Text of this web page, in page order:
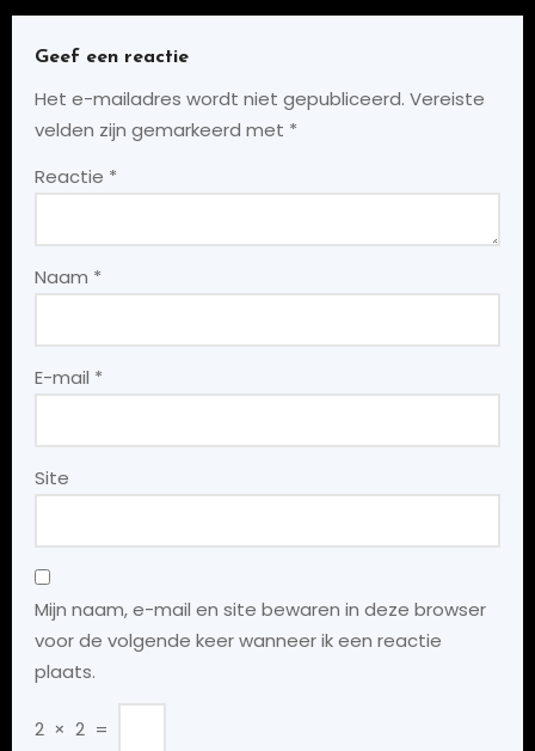
Geef een reactie
Het e-mailadres wordt niet gepubliceerd. Vereiste
velden zijn gemarkeerd met *
Reactie *
Naam *
E-mail *
Site
Mijn naam, e-mail en site bewaren in deze browser
voor de volgende keer wanneer ik een reactie
plaats.
2 × 2 =